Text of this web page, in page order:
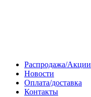
Распродажа/Акции
Новости
Оплата/доставка
Контакты